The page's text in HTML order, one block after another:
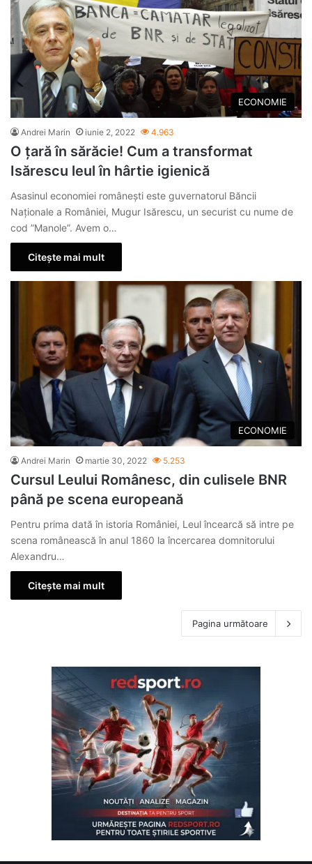
ECONOMIE
Andrei Marin iunie 2, 2022 4.963
O țară în sărăcie! Cum a transformat
Isărescu leul în hârtie igienică
Asasinul economiei românești este guvernatorul Băncii
Naționale a României, Mugur Isărescu, un securist cu nume de
cod ”Manole”. Avem o…
Citește mai mult
ECONOMIE
Andrei Marin martie 30, 2022 5.253
Cursul Leului Românesc, din culisele BNR
până pe scena europeană
Pentru prima dată în istoria României, Leul încearcă să intre pe
scena românească în anul 1860 la încercarea domnitorului
Alexandru…
Citește mai mult
Pagina următoare